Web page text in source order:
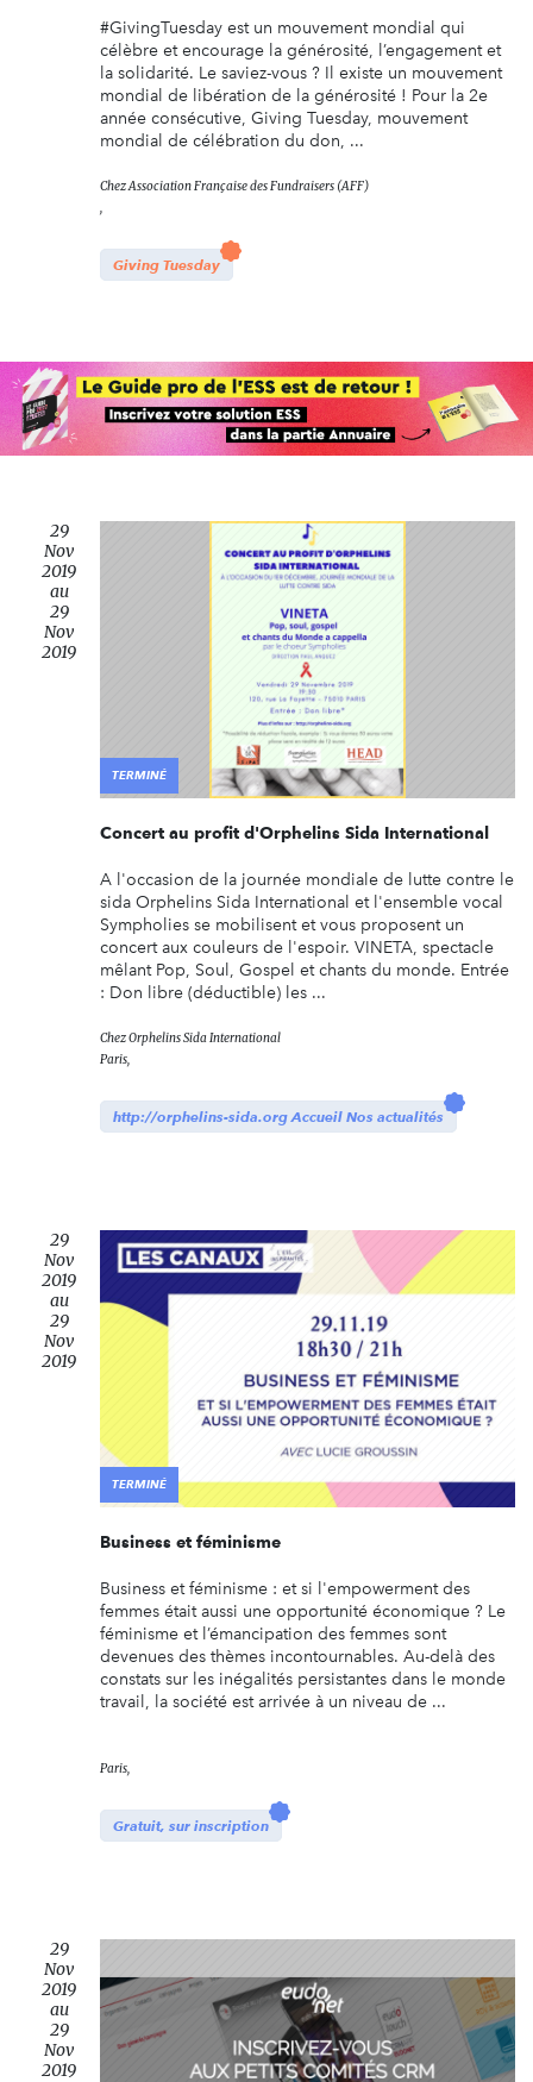
#GivingTuesday est un mouvement mondial qui
célèbre et encourage la générosité, l’engagement et
la solidarité. Le saviez-vous ? Il existe un mouvement
mondial de libération de la générosité ! Pour la 2e
année consécutive, Giving Tuesday, mouvement
mondial de célébration du don, ...
ChezAssociation Française des Fundraisers (AFF)
,
Giving Tuesday
29
Nov
2019
au
29
Nov
2019
TERMINÉ
Concert au profit d'Orphelins Sida International
A l'occasion de la journée mondiale de lutte contre le
sida Orphelins Sida International et l'ensemble vocal
Sympholies se mobilisent et vous proposent un
concert aux couleurs de l'espoir. VINETA, spectacle
mêlant Pop, Soul, Gospel et chants du monde. Entrée
: Don libre (déductible) les ...
ChezOrphelins Sida International
Paris,
http://orphelins-sida.org Accueil Nos actualités
29
Nov
2019
au
29
Nov
2019
TERMINÉ
Business et féminisme
Business et féminisme : et si l'empowerment des
femmes était aussi une opportunité économique ? Le
féminisme et l’émancipation des femmes sont
devenues des thèmes incontournables. Au-delà des
constats sur les inégalités persistantes dans le monde
travail, la société est arrivée à un niveau de ...
Paris,
Gratuit, sur inscription
29
Nov
2019
au
29
Nov
2019